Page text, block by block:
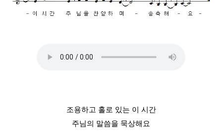
조용하고 홀로 있는 이 시간
주님의 말씀을 묵상해요